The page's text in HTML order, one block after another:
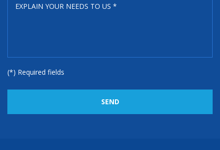
(*) Required fields
SEND